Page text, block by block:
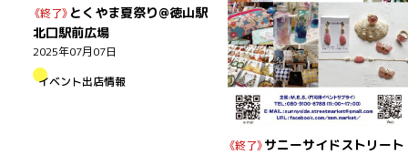
とくやま夏祭り@徳山駅
北口駅前広場
2025年07月07日
イベント出店情報
サニーサイドストリート